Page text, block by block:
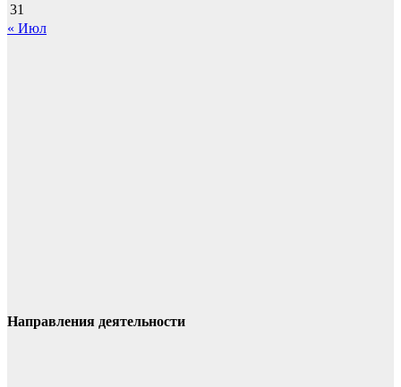
31
« Июл
Направления деятельности